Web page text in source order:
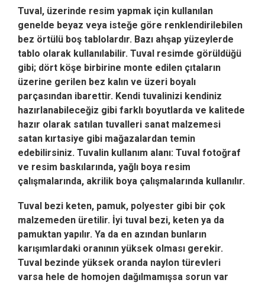
Tuval, üzerinde resim yapmak için kullanılan
genelde beyaz veya isteğe göre renklendirilebilen
bez örtülü boş tablolardır. Bazı ahşap yüzeylerde
tablo olarak kullanılabilir. Tuval resimde görüldüğü
gibi; dört köşe birbirine monte edilen çıtaların
üzerine gerilen bez kalın ve üzeri boyalı
parçasından ibarettir. Kendi tuvalinizi kendiniz
hazırlanabileceğiz gibi farklı boyutlarda ve kalitede
hazır olarak satılan tuvalleri sanat malzemesi
satan kırtasiye gibi mağazalardan temin
edebilirsiniz. Tuvalin kullanım alanı: Tuval fotoğraf
ve resim baskılarında, yağlı boya resim
çalışmalarında, akrilik boya çalışmalarında kullanılır.
Tuval bezi keten, pamuk, polyester gibi bir çok
malzemeden üretilir. İyi tuval bezi, keten ya da
pamuktan yapılır. Ya da en azından bunların
karışımlardaki oranının yüksek olması gerekir.
Tuval bezinde yüksek oranda naylon türevleri
varsa hele de homojen dağılmamışsa sorun var